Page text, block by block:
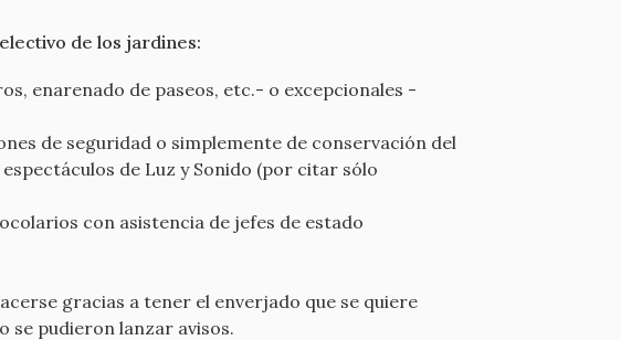
de los jardines:
enarenado de paseos, etc.- o excepcionales -
de seguridad o simplemente de conservación del
de Luz y Sonido (por citar sólo
con asistencia de jefes de estado
gracias a tener el enverjado que se quiere
se pudieron lanzar avisos.